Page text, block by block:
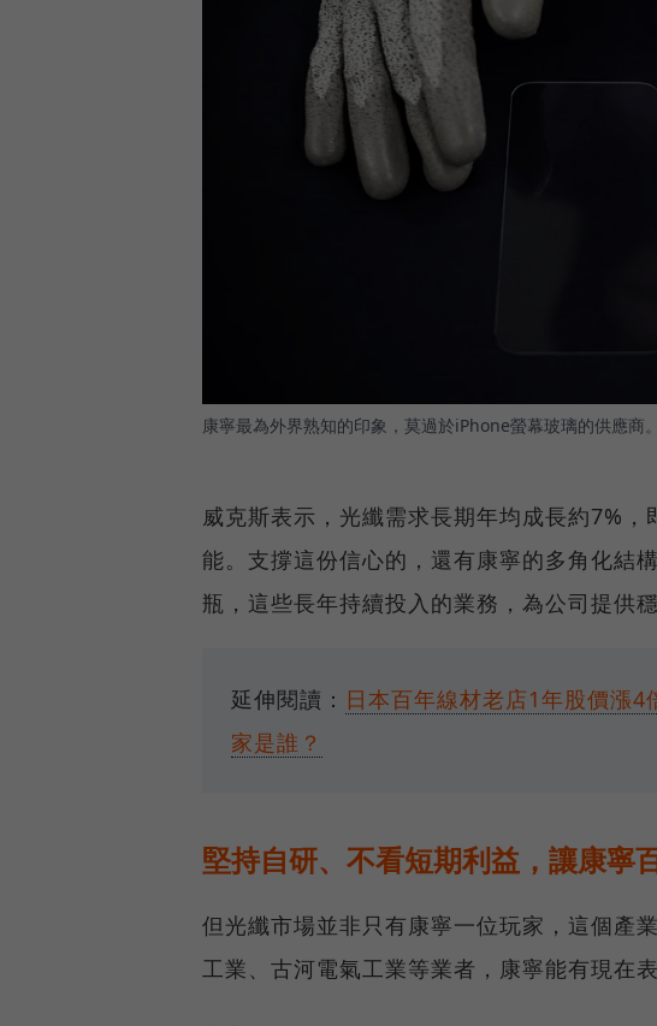
康寧最為外界熟知的印象，莫過於iPhone螢幕玻璃的供應商。
威克斯表示，光纖需求長期年均成長約7%
能。支撐這份信心的，還有康寧的多角化結
瓶，這些長年持續投入的業務，為公司提供
延伸閱讀： 日本百年線材老店1年股價漲
家是誰？
堅持自研、不看短期利益，讓康寧
但光纖市場並非只有康寧一位玩家，這個產
工業、古河電氣工業等業者，康寧能有現在